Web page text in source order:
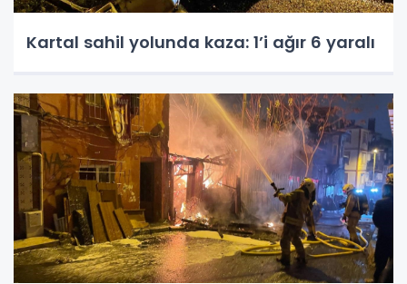
Kartal sahil yolunda kaza: 1’i ağır 6 yaralı